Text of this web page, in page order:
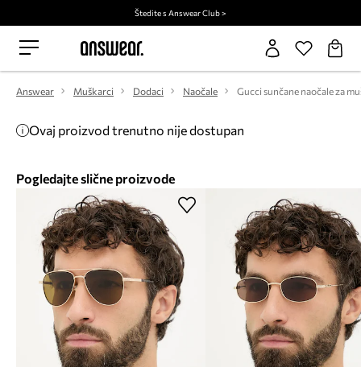
Štedite s Answear Club >
Answear Muškarci Dodaci Naočale Gucci sunčane naočale za
Ovaj proizvod trenutno nije dostupan
Pogledajte slične proizvode